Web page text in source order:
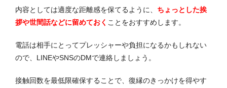
内容としては適度な距離感を保てるように、 ちょっとした挨
拶や世間話などに留めておく ことをおすすめします。
電話は相手にとってプレッシャーや負担になるかもしれない
ので、LINEやSNSのDMで連絡しましょう。
接触回数を最低限確保することで、復縁のきっかけを得やす